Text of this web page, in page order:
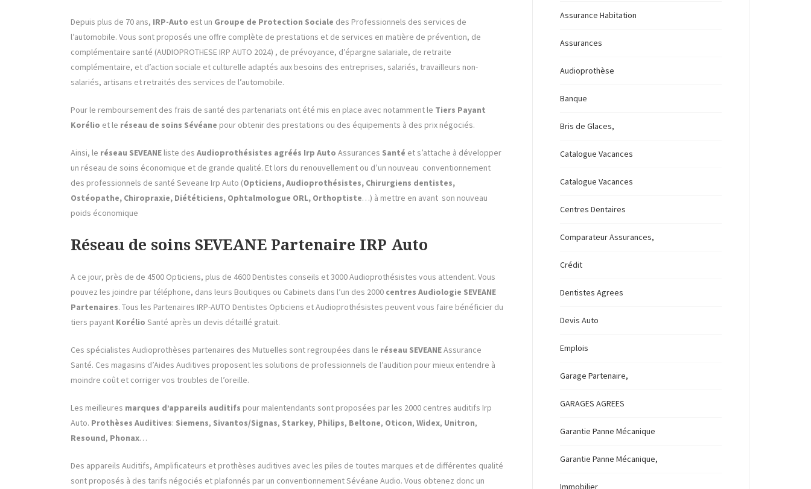
Depuis plus de 70 ans, IRP-Auto est un Groupe de Protection Sociale des Professionnels des services de
l’automobile. Vous sont proposés une offre complète de prestations et de services en matière de prévention, de
complémentaire santé (AUDIOPROTHESE IRP AUTO 2024) , de prévoyance, d’épargne salariale, de retraite
complémentaire, et d’action sociale et culturelle adaptés aux besoins des entreprises, salariés, travailleurs non-
salariés, artisans et retraités des services de l’automobile.
Pour le remboursement des frais de santé des partenariats ont été mis en place avec notamment le Tiers Payant
Korélio et le réseau de soins Sévéane pour obtenir des prestations ou des équipements à des prix négociés.
Ainsi, le réseau SEVEANE liste des Audioprothésistes agréés Irp Auto Assurances Santé et s’attache à développer
un réseau de soins économique et de grande qualité. Et lors du renouvellement ou d’un nouveau conventionnement
des professionnels de santé Seveane Irp Auto (Opticiens, Audioprothésistes, Chirurgiens dentistes,
Ostéopathe, Chiropraxie, Diététiciens, Ophtalmologue ORL, Orthoptiste…) à mettre en avant son nouveau
poids économique
Réseau de soins SEVEANE Partenaire IRP Auto
A ce jour, près de de 4500 Opticiens, plus de 4600 Dentistes conseils et 3000 Audioprothésistes vous attendent. Vous
pouvez les joindre par téléphone, dans leurs Boutiques ou Cabinets dans l’un des 2000 centres Audiologie SEVEANE
Partenaires. Tous les Partenaires IRP-AUTO Dentistes Opticiens et Audioprothésistes peuvent vous faire bénéficier du
tiers payant Korélio Santé après un devis détaillé gratuit.
Ces spécialistes Audioprothèses partenaires des Mutuelles sont regroupées dans le réseau SEVEANEAssurance
Santé. Ces magasins d’Aides Auditives proposent les solutions de professionnels de l’audition pour mieux entendre à
moindre coût et corriger vos troubles de l’oreille.
Les meilleures marques d’appareils auditifs pour malentendants sont proposées par les 2000 centres auditifs Irp
Auto. Prothèses Auditives: Siemens, Sivantos/Signas, Starkey, Philips, Beltone, Oticon, Widex, Unitron,
Resound, Phonax…
Des appareils Auditifs, Amplificateurs et prothèses auditives avec les piles de toutes marques et de différentes qualité
sont proposés à des tarifs négociés et plafonnés par un conventionnement Sévéane Audio. Vous obtenez donc un
Assurance Habitation
Assurances
Audioprothèse
Banque
Bris de Glaces,
Catalogue Vacances
Catalogue Vacances
Centres Dentaires
Comparateur Assurances,
Crédit
Dentistes Agrees
Devis Auto
Emplois
Garage Partenaire,
GARAGES AGREES
Garantie Panne Mécanique
Garantie Panne Mécanique,
Immobilier